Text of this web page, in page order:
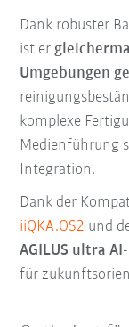
Dank robuster
ist er
Umgebungen
komplexe
Medienführung
Integration.
Dank der
iiQKA.OS2 und
AGILUS ultra
für